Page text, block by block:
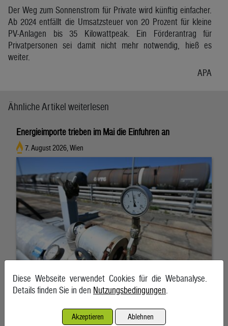
Der Weg zum Sonnenstrom für Private wird künftig einfacher.
Ab 2024 entfällt die Umsatzsteuer von 20 Prozent für kleine
PV-Anlagen bis 35 Kilowattpeak. Ein Förderantrag für
Privatpersonen sei damit nicht mehr notwendig, hieß es
weiter.
APA
Ähnliche Artikel weiterlesen
Energieimporte trieben im Mai die Einfuhren an
7. August 2026, Wien
Schifffahrt in Straße von Hormuz weiterhin massiv gestört
Diese Webseite verwendet Cookies für die Webanalyse.
Details finden Sie in den Nutzungsbedingungen
Akzeptieren Ablehnen